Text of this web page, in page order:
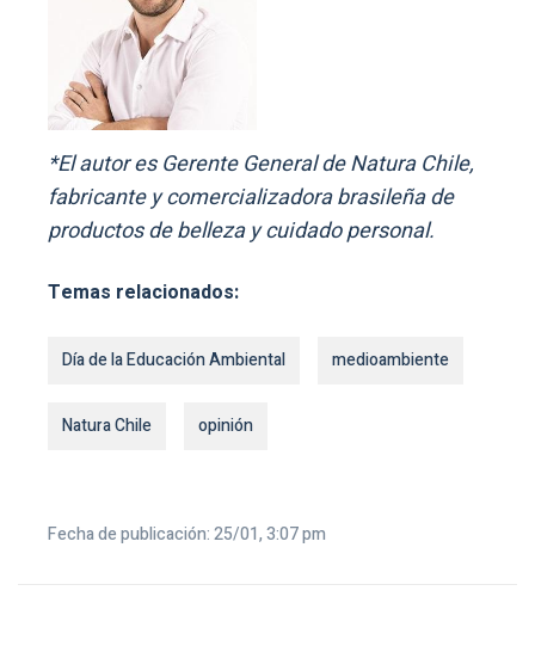
*El autor es Gerente General de Natura Chile,
fabricante y comercializadora brasileña de
productos de belleza y cuidado personal.
Temas relacionados:
Día de la Educación Ambiental medioambiente
Natura Chile opinión
Fecha de publicación: 25/01, 3:07 pm